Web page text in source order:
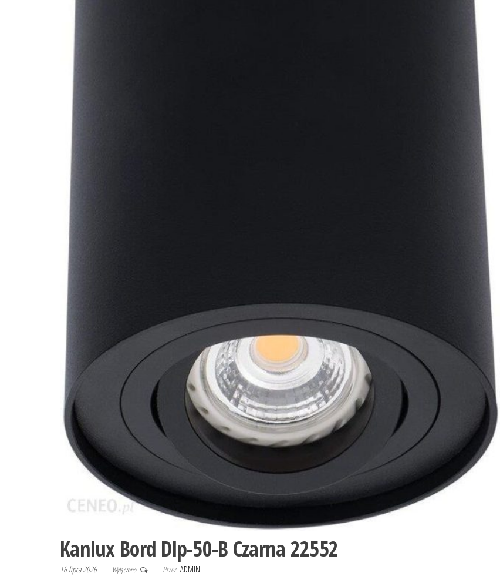
Kanlux Bord Dlp-50-B Czarna 22552
16 lipca 2026 Wyłączono Przez ADMIN